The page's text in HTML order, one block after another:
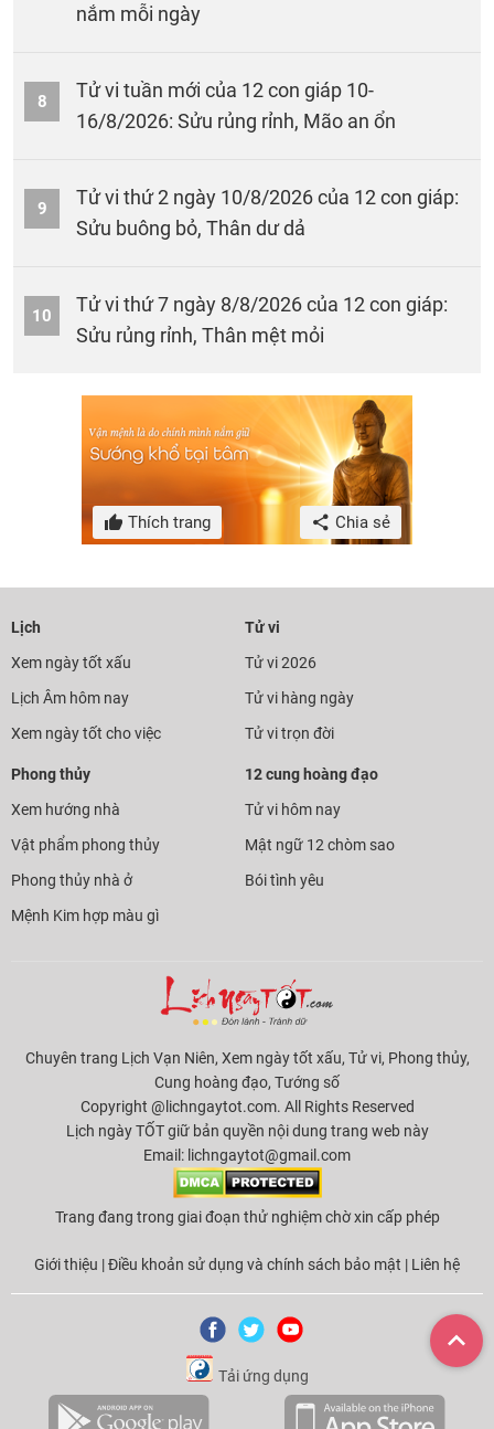
nắm mỗi ngày
8
Tử vi tuần mới của 12 con giáp 10-
16/8/2026: Sửu rủng rỉnh, Mão an ổn
9
Tử vi thứ 2 ngày 10/8/2026 của 12 con giáp:
Sửu buông bỏ, Thân dư dả
10
Tử vi thứ 7 ngày 8/8/2026 của 12 con giáp:
Sửu rủng rỉnh, Thân mệt mỏi
Thích trang Chia sẻ
Lịch
Xem ngày tốt xấu
Lịch Âm hôm nay
Xem ngày tốt cho việc
Tử vi
Tử vi 2026
Tử vi hàng ngày
Tử vi trọn đời
Phong thủy
Xem hướng nhà
Vật phẩm phong thủy
Phong thủy nhà ở
Mệnh Kim hợp màu gì
12 cung hoàng đạo
Tử vi hôm nay
Mật ngữ 12 chòm sao
Bói tình yêu
Chuyên trang Lịch Vạn Niên, Xem ngày tốt xấu, Tử vi, Phong thủy,
Cung hoàng đạo, Tướng số
Copyright @lichngaytot.com. All Rights Reserved
Lịch ngày TỐT giữ bản quyền nội dung trang web này
Email: lichngaytot@gmail.com
Trang đang trong giai đoạn thử nghiệm chờ xin cấp phép
Giới thiệu |Điều khoản sử dụng và chính sách bảo mật | Liên hệ
Tải ứng dụng